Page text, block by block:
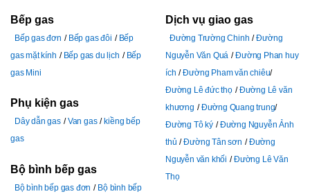
Bếp gas
Bếp gas đơn Bếp gas đôi
Bếp
gas mặt kính
Bếp gas du lịch
Bếp
gas Mini
Phụ kiện gas
Dây dẫn gas Van gas
kiềng bếp
gas
Bộ bình bếp gas
Bộ bình bếp gas đơn
Bộ bình bếp
Dịch vụ giao gas
Đường Trường Chinh
Đường
Nguyễn Văn Quá
Đường Phan huy
ích
Đường Pham văn chiêu
Đường Lê đức thọ
Đường Lê văn
khương
Đường Quang trung
Đường Tô ký
Đường Nguyễn Ảnh
thủ
Đường Tân sơn
Đường
Nguyễn văn khối
Đường Lê Văn
Thọ